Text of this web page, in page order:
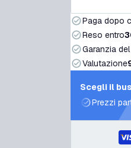
Paga dopo
Reso entro
Garanzia
Valutazione
Scegli il
Prezzi